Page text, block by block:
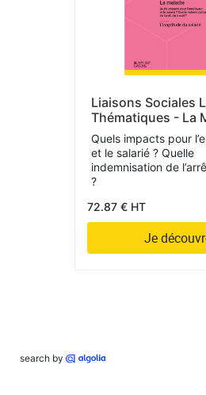
Liaisons Sociales
Thématiques - La
Quels impacts pour
et le salarié ? Quelle
indemnisation de
?
72.87 € HT
Je
search by